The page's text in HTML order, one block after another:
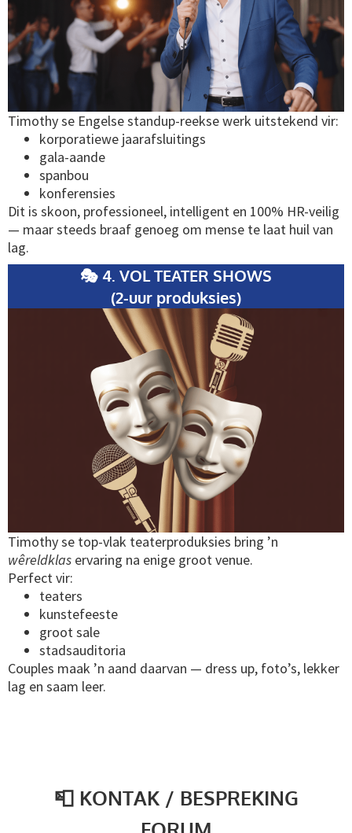
Timothy se Engelse standup-reekse werk uitstekend vir:
korporatiewe jaarafsluitings
gala-aande
spanbou
konferensies
Dit is skoon, professioneel, intelligent en 100% HR-veilig
— maar steeds braaf genoeg om mense te laat huil van
lag.
🎭 4. VOL TEATER SHOWS
(2-uur produksies)
Timothy se top-vlak teaterproduksies bring ’n
wêreldklas ervaring na enige groot venue.
Perfect vir:
teaters
kunstefeeste
groot sale
stadsauditoria
Couples maak ’n aand daarvan — dress up, foto’s, lekker
lag en saam leer.
📮 KONTAK / BESPREKING